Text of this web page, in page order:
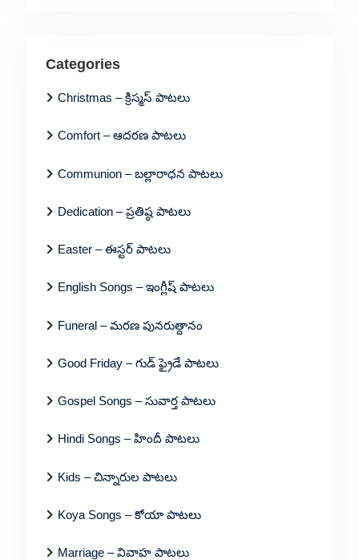
Categories
Christmas – క్రిస్మస్ పాటలు
Comfort – ఆదరణ పాటలు
Communion – బల్లారాధన పాటలు
Dedication – ప్రతిష్ఠ పాటలు
Easter – ఈస్టర్ పాటలు
English Songs – ఇంగ్లీష్ పాటలు
Funeral – మరణ పునరుత్దానం
Good Friday – గుడ్ ఫ్రైడే పాటలు
Gospel Songs – సువార్త పాటలు
Hindi Songs – హిందీ పాటలు
Kids – చిన్నారుల పాటలు
Koya Songs – కోయా పాటలు
Marriage – వివాహ పాటలు